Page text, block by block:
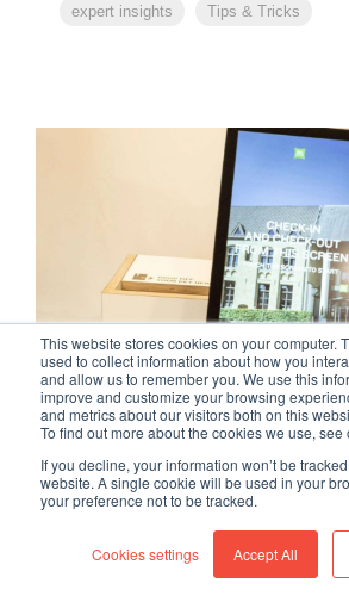
This website stores cookies on your computer.
used to collect information about how you
and allow us to remember you. We use this
improve and customize your browsing
and metrics about our visitors both on this
To find out more about the cookies we use,
If you decline, your information won’t be
website. A single cookie will be used in your
your preference not to be tracked.
Cookies settings Accept All
expert insights Tips & Tricks
Ibis Styles Brugge
rejoint la famille !